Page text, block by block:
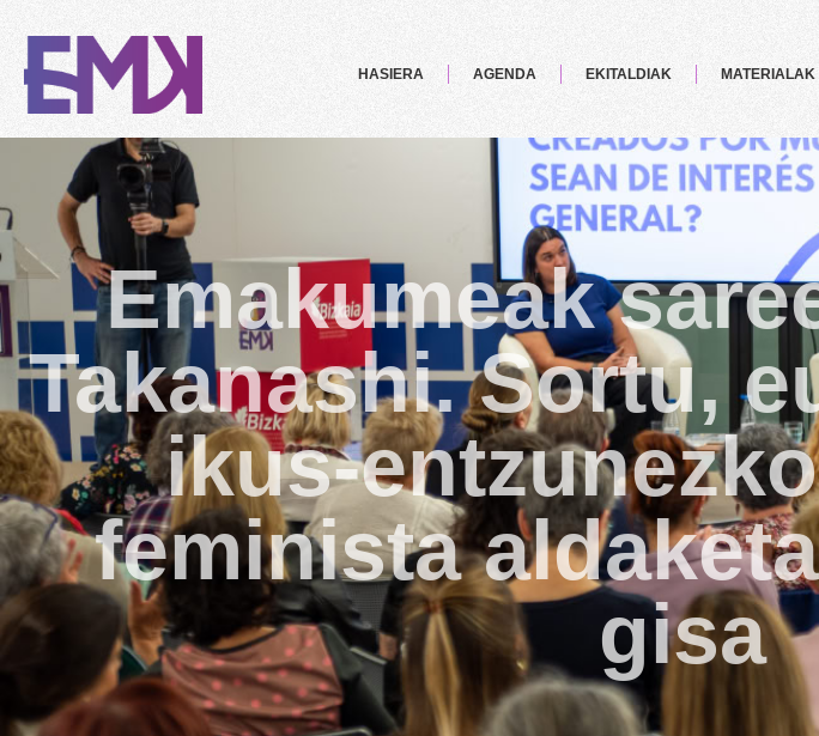
HASIERA AGENDA EKITALDIAK MATERIALAK
Emakumeak
Takanashi. Sortu,
ikus-
feminista
gisa